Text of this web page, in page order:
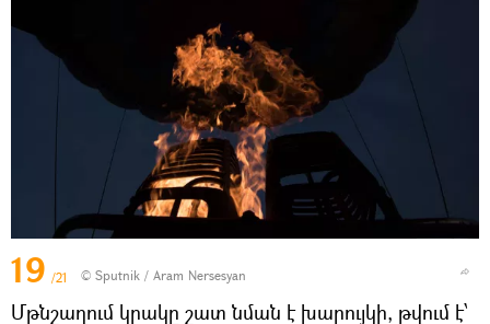
19 /21 © Sputnik / Aram Nersesyan
Մթնշաղում կրակը շատ նման է խարույկի, թվում է՝